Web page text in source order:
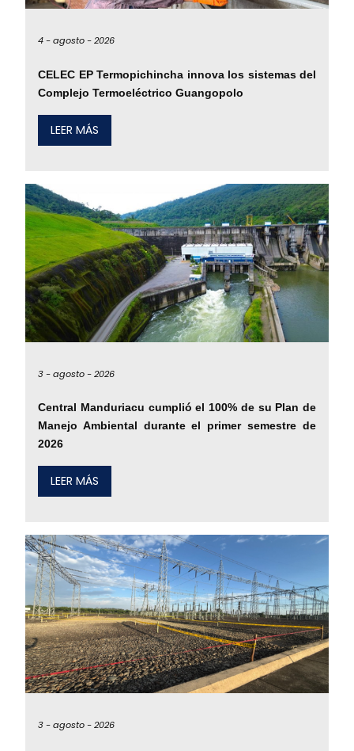
4 -agosto -2026
CELEC EP Termopichincha innova los sistemas del
Complejo Termoeléctrico Guangopolo
LEER MÁS
3 -agosto -2026
Central Manduriacu cumplió el 100% de su Plan de
Manejo Ambiental durante el primer semestre de
2026
LEER MÁS
3 -agosto -2026